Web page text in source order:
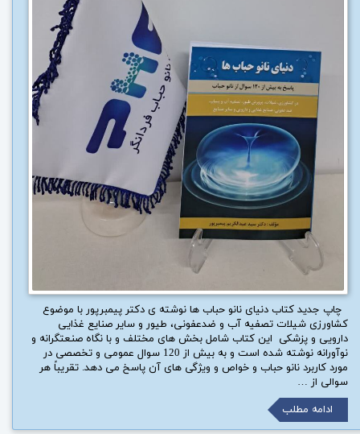
چاپ جدید کتاب دنیای نانو حباب ها نوشته ی دکتر پیمبرپور با موضوع
کشاورزی شیلات تصفیه آب و ضدعفونی، طیور و سایر صنایع غذایی
دارویی و پزشکی این کتاب شامل بخش های مختلف و با نگاه صنعتگرانه و
نوآورانه نوشته شده است و به بیش از 120 سوال عمومی و تخصصی در
مورد کاربرد نانو حباب و خواص و ویژگی های آن پاسخ می دهد. تقریباً هر
سوالی از …
ادامه مطلب